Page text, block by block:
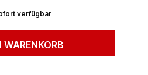
verfügbar
WARENKORB